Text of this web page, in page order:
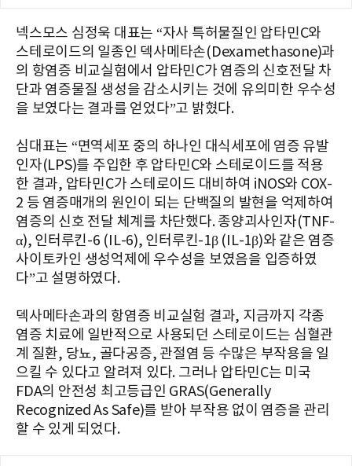
넥스모스 심정욱 대표는 “자사 특허물질인 압타민C와
스테로이드의 일종인 덱사메타손(Dexamethasone)과
의 항염증 비교실험에서 압타민C가 염증의 신호전달 차
단과 염증물질 생성을 감소시키는 것에 유의미한 우수성
을 보였다는 결과를 얻었다”고 밝혔다.
심대표는 “면역세포 중의 하나인 대식세포에 염증 유발
인자(LPS)를 주입한 후 압타민C와 스테로이드를 적용
한 결과, 압타민C가 스테로이드 대비하여 iNOS와 COX-
2 등 염증매개의 원인이 되는 단백질의 발현을 억제하여
염증의 신호 전달 체계를 차단했다. 종양괴사인자(TNF-
α), 인터루킨-6 (IL-6), 인터루킨-1β (IL-1β)와 같은 염증
사이토카인 생성억제에 우수성을 보였음을 입증하였
다”고 설명하였다.
덱사메타손과의 항염증 비교실험 결과, 지금까지 각종
염증 치료에 일반적으로 사용되던 스테로이드는 심혈관
계 질환, 당뇨, 골다공증, 관절염 등 수많은 부작용을 일
으킬 수 있다고 알려져 있다. 그러나 압타민C는 미국
FDA의 안전성 최고등급인 GRAS(Generally
Recognized As Safe)를 받아 부작용 없이 염증을 관리
할 수 있게 되었다.